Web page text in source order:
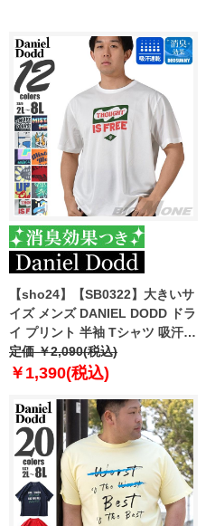
【sho24】【SB0322】大きいサ
イズ メンズ DANIEL DODD ドラ
イ プリント 半袖 Tシャツ 吸汗速
乾 azt-2402dry
定価 ￥2,090(税込)
￥1,390(税込)